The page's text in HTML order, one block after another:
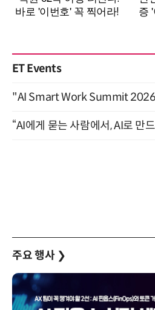
ET Events
"AI Smart Work Summit
주요 행사 ❯